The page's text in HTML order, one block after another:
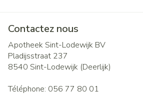
Contactez nous
Apotheek Sint-Lodewijk BV
Pladijsstraat 237
8540 Sint-Lodewijk (Deerlijk)
Téléphone: 056 77 80 01